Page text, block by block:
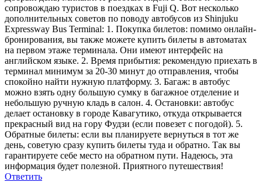
сопровождаю туристов в поездках в Fuji Q. Вот несколько
дополнительных советов по поводу автобусов из Shinjuku
Expressway Bus Terminal: 1. Покупка билетов: помимо онлайн-
бронирования, вы также можете купить билеты в автоматах
на первом этаже терминала. Они имеют интерфейс на
английском языке. 2. Время прибытия: рекомендую приехать в
терминал минимум за 20-30 минут до отправления, чтобы
спокойно найти нужную платформу. 3. Багаж: в автобус
можно взять одну большую сумку в багажное отделение и
небольшую ручную кладь в салон. 4. Остановки: автобус
делает остановку в городе Кавагутико, откуда открывается
прекрасный вид на гору Фудзи (если повезет с погодой). 5.
Обратные билеты: если вы планируете вернуться в тот же
день, советую сразу купить билеты туда и обратно. Так вы
гарантируете себе место на обратном пути. Надеюсь, эта
информация будет полезной. Приятного путешествия!
Ответить